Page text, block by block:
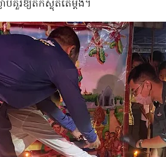
គួរឱ្យតក់ស្លុតតែម្តង។